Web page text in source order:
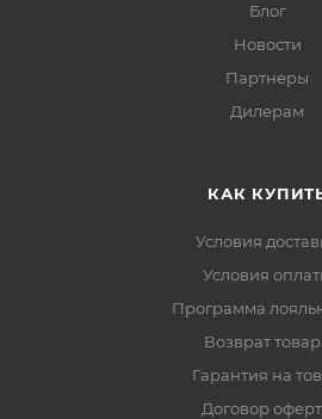
Блог
Новости
Партнеры
Дилерам
КАК
Условия
Условия
Программа
Возврат
Гарантия на
Договор